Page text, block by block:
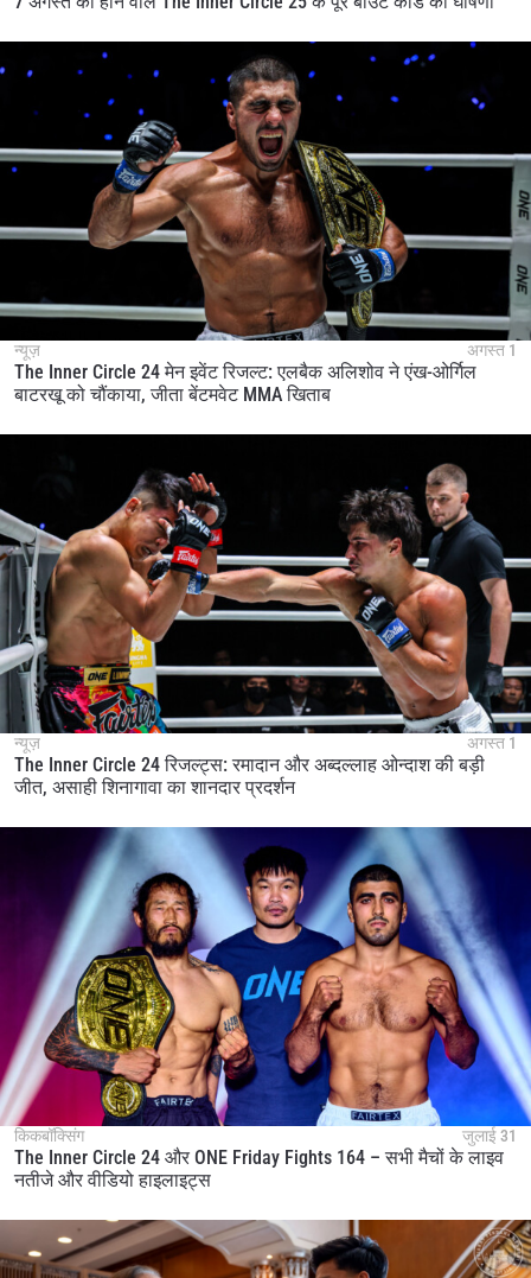
न्यूज़ अगस्त 1
The Inner Circle 24 मेन इवेंट रिजल्ट: एलबैक अलिशोव ने एंख-ओर्गिल
बाटरखू को चौंकाया, जीता बेंटमवेट MMA खिताब
न्यूज़ अगस्त 1
The Inner Circle 24 रिजल्ट्स: रमादान और अब्दल्लाह ओन्दाश की बड़ी
जीत, असाही शिनागावा का शानदार प्रदर्शन
किकबॉक्सिंग जुलाई 31
The Inner Circle 24 और ONE Friday Fights 164 – सभी मैचों के लाइव
नतीजे और वीडियो हाइलाइट्स